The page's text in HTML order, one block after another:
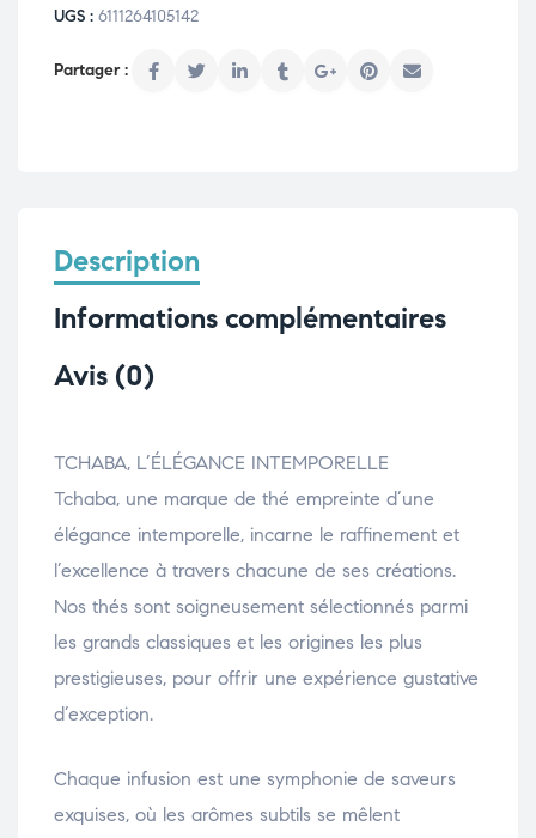
UGS : 6111264105142
Description
Informations complémentaires
Avis (0)
TCHABA, L’ÉLÉGANCE INTEMPORELLE
Tchaba, une marque de thé empreinte d’une
élégance intemporelle, incarne le raffinement et
l’excellence à travers chacune de ses créations.
Nos thés sont soigneusement sélectionnés parmi
les grands classiques et les origines les plus
prestigieuses, pour offrir une expérience gustative
d’exception.
Chaque infusion est une symphonie de saveurs
exquises, où les arômes subtils se mêlent